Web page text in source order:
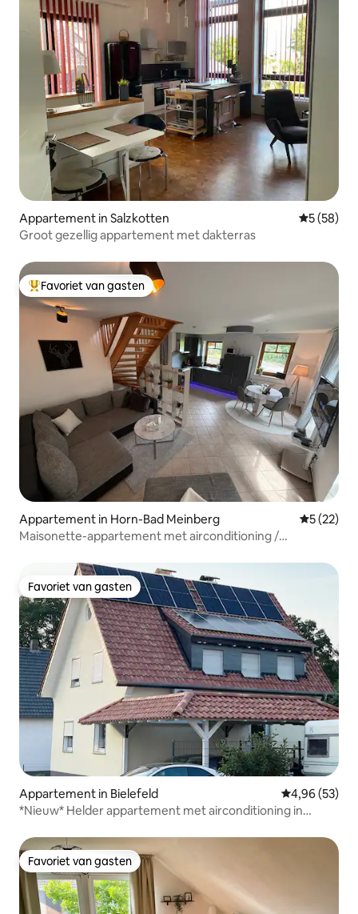
Appartement in Salzkotten
5 (58)
Groot gezellig appartement met dakterras
Topfavoriet van gasten
Favoriet van gasten
Appartement in Horn-Bad Meinberg
5 (22)
Maisonette-appartement met airconditioning /
Favoriet van gasten
Favoriet van gasten
Appartement in Bielefeld Gemiddelde
4,96 (53)
*Nieuw* Helder appartement met airconditioning in
Favoriet van gasten
Favoriet van gasten